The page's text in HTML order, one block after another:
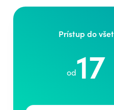
Prístup do
od